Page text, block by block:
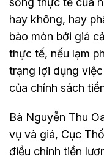
hay không, hay
bào mòn bởi giá
thực tế, nếu lạm
trạng lợi dụng
của chính sách
Bà Nguyễn Thu
vụ và giá, Cục
điều chỉnh tiền